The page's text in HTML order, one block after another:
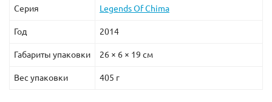
Серия Legends Of Chima
Год 2014
Габариты упаковки 26 × 6 × 19 см
Вес упаковки 405 г